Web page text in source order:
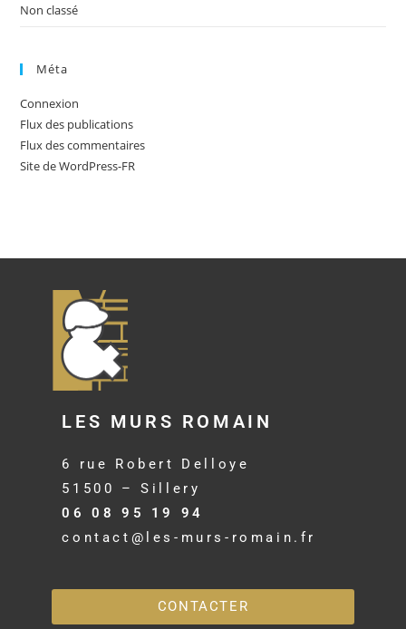
Non classé
Méta
Connexion
Flux des publications
Flux des commentaires
Site de WordPress-FR
LES MURS ROMAIN
6 rue Robert Delloye
51500 – Sillery
06 08 95 19 94
contact@les-murs-romain.fr
CONTACTER